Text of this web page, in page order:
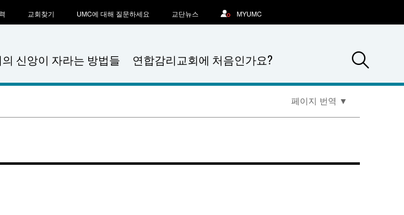
신앙이 자라는 방법들 연합감리교회에 처음인가요?
교회찾기 UMC에 대해 질문하세요 교단뉴스 MYUMC
페이지 번역 ▼